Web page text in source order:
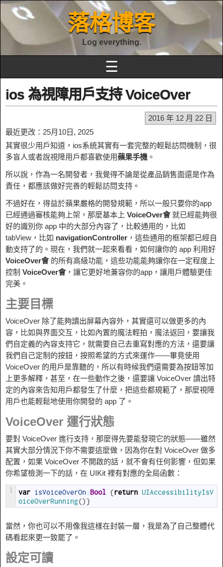
落格博客
Log everything.
☰
ios 為視障用戶支持 VoiceOver
2016 年 12 月 22 日
最近更改：25月10日, 2025
其實很少用戶知道，ios系統其實有一套完整的輕鬆訪問機制，很
多盲人或者說視障用戶都喜歡使用蘋果手機 。
所以說，作為一名開發者，我覺得不論是從產品銷售面還是作為
責任，都應該做好完善的輕鬆訪問支持。
不過好在，得益於蘋果嚴格的開發規範，所以一般只要你的app
已經通過審核能夠上架，那麼基本上 VoiceOver會就已經能夠很
好的識別你 app 中的大部分內容了，比較通用的，比如
tabView，比如 navigationController ，這些通用的框架都已經自
動支持了的。現在，我們就一起來看看，如何讓你的 app 利用好
VoiceOver會的所有高級功能，這些功能能夠讓你在一定程度上
控制 VoiceOver會，讓它更好地兼容你的app，讓用戶體驗更佳
完美。
主要目標
VoiceOver 除了能夠讀出屏幕內容外，其實還可以做更多的內
容，比如與界面交互，比如內置的魔法輕拍，魔法返回，要讓我
們自定義的內容支持它，就需要自己去重寫對應的方法，還要讓
我們自己定制的按鈕，按照希望的方式來運作——畢竟使用
VoiceOver 的用戶是靠聽的，所以有時候我們還需要為按鈕等加
上更多解釋，甚至，在一些動作之後，還要讓 VoiceOver 讀出特
定的內容來告知用戶都發生了什麼，把這些都規範了，那麼視障
用戶也能輕鬆地使用你開發的 app 了。
VoiceOver 運行狀態
要對 VoiceOver 進行支持，那麼得先要能發現它的狀態——雖然
其實大部分情況下你不需要這麼做，因為你在對 VoiceOver 做多
配置，如果 VoiceOver 不開啟的話，就不會有任何影響，但如果
你希望檢測一下的話，在 UIKit 裡有對應的全局函數：
1 var isVoiceOverOn : Bool {return UIAccessibilityIsV
oiceOverRunning()}
當然，你也可以不用像我這樣在封裝一層，我是為了自己整體代
碼看起來更一致罷了。
設定可讀